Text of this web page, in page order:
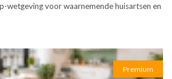
wetgeving voor waarnemende huisartsen en
Premium